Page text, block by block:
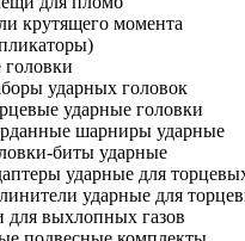
крутящего момента
ударных головок
ударные головки
шарниры ударные
биты ударные
ударные для
ударные для
для выхлопных газов